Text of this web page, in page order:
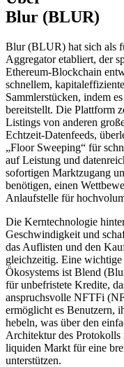
Blur (BLUR)
Blur (BLUR) hat sich als
Aggregator etabliert, der
Ethereum-Blockchain
schnellem,
Sammlerstücken, indem
bereitstellt. Die Plattform
Listings von anderen
Echtzeit-Datenfeeds,
„Floor Sweeping“ für
auf Leistung und
sofortigen Marktzugang
benötigen, einen
Anlaufstelle für
Die Kerntechnologie
Geschwindigkeit und
das Auflisten und den
gleichzeitig. Eine
Ökosystems ist Blend
für unbefristete Kredite,
anspruchsvolle NFTFi
ermöglicht es Benutzern,
hebeln, was über den
Architektur des Protokolls
liquiden Markt für eine
unterstützen.